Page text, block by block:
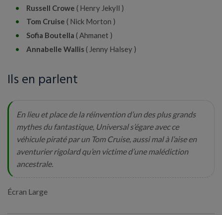
Russell Crowe ( Henry Jekyll )
Tom Cruise ( Nick Morton )
Sofia Boutella ( Ahmanet )
Annabelle Wallis ( Jenny Halsey )
Ils en parlent
En lieu et place de la réinvention d’un des plus grands
mythes du fantastique, Universal s’égare avec ce
véhicule piraté par un Tom Cruise, aussi mal à l’aise en
aventurier rigolard qu’en victime d’une malédiction
ancestrale.
Écran Large